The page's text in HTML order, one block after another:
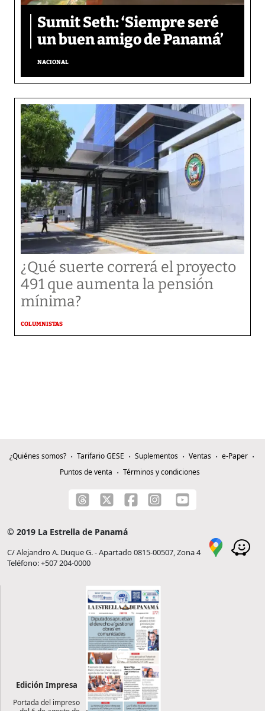
Sumit Seth: ‘Siempre seré
un buen amigo de Panamá’
NACIONAL
¿Qué suerte correrá el proyecto
491 que aumenta la pensión
mínima?
COLUMNISTAS
¿Quiénes somos? Tarifario GESE Suplementos Ventas
e-Paper
Puntos de venta
Términos y condiciones
© 2019 La Estrella de Panamá
C/ Alejandro A. Duque G. - Apartado 0815-00507, Zona 4
Teléfono: +507 204-0000
Edición Impresa
Portada del impreso